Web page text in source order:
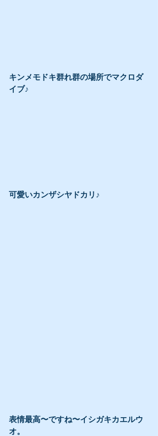
キンメモドキ群れ群の場所でマクロダ
イブ♪
可愛いカンザシヤドカリ♪
表情最高〜ですね〜イシガキカエルウ
オ。